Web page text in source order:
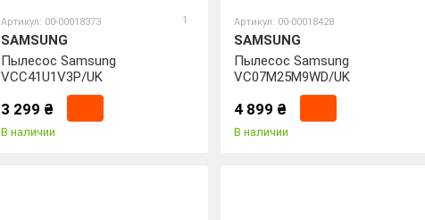
Артикул: 00-00018373 1
SAMSUNG
Пылесос Samsung
VCC41U1V3P/UK
3 299 ₴
В наличии
Артикул: 00-00018428
SAMSUNG
Пылесос Samsung
VC07M25M9WD/UK
4 899 ₴
В наличии